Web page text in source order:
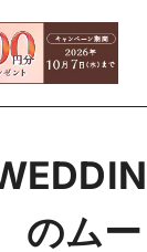
のム